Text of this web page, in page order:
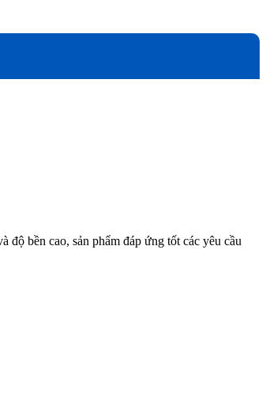
độ bền cao, sản phẩm đáp ứng tốt các yêu cầu